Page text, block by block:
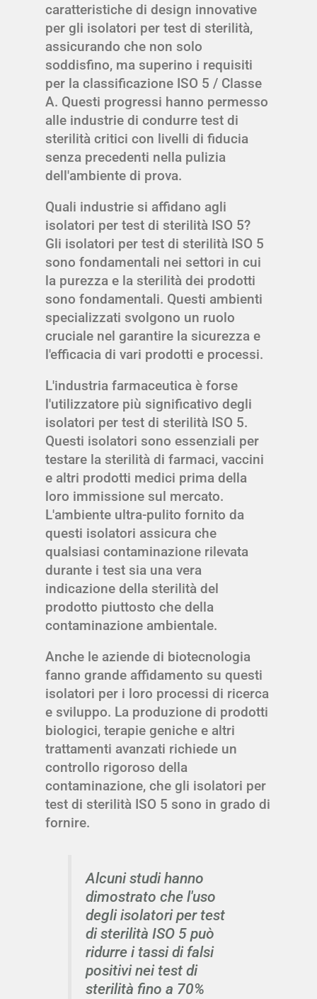
caratteristiche di design innovative
per gli isolatori per test di sterilità,
assicurando che non solo
soddisfino, ma superino i requisiti
per la classificazione ISO 5 / Classe
A. Questi progressi hanno permesso
alle industrie di condurre test di
sterilità critici con livelli di fiducia
senza precedenti nella pulizia
dell'ambiente di prova.
Quali industrie si affidano agli
isolatori per test di sterilità ISO 5?
Gli isolatori per test di sterilità ISO 5
sono fondamentali nei settori in cui
la purezza e la sterilità dei prodotti
sono fondamentali. Questi ambienti
specializzati svolgono un ruolo
cruciale nel garantire la sicurezza e
l'efficacia di vari prodotti e processi.
L'industria farmaceutica è forse
l'utilizzatore più significativo degli
isolatori per test di sterilità ISO 5.
Questi isolatori sono essenziali per
testare la sterilità di farmaci, vaccini
e altri prodotti medici prima della
loro immissione sul mercato.
L'ambiente ultra-pulito fornito da
questi isolatori assicura che
qualsiasi contaminazione rilevata
durante i test sia una vera
indicazione della sterilità del
prodotto piuttosto che della
contaminazione ambientale.
Anche le aziende di biotecnologia
fanno grande affidamento su questi
isolatori per i loro processi di ricerca
e sviluppo. La produzione di prodotti
biologici, terapie geniche e altri
trattamenti avanzati richiede un
controllo rigoroso della
contaminazione, che gli isolatori per
test di sterilità ISO 5 sono in grado di
fornire.
Alcuni studi hanno
dimostrato che l'uso
degli isolatori per test
di sterilità ISO 5 può
ridurre i tassi di falsi
positivi nei test di
sterilità fino a 70%